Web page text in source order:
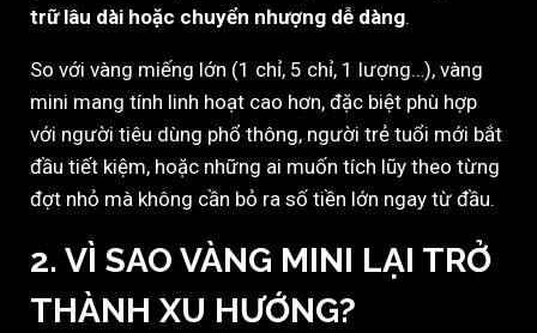
trữ lâu dài hoặc chuyển nhượng dễ dàng.
So với vàng miếng lớn (1 chỉ, 5 chỉ, 1 lượng…), vàng
mini mang tính linh hoạt cao hơn, đặc biệt phù hợp
với người tiêu dùng phổ thông, người trẻ tuổi mới bắt
đầu tiết kiệm, hoặc những ai muốn tích lũy theo từng
đợt nhỏ mà không cần bỏ ra số tiền lớn ngay từ đầu.
2. VÌ SAO VÀNG MINI LẠI TRỞ
THÀNH XU HƯỚNG?